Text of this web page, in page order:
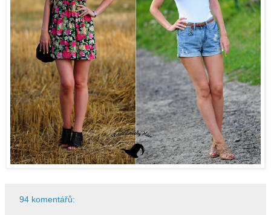
94 komentářů: